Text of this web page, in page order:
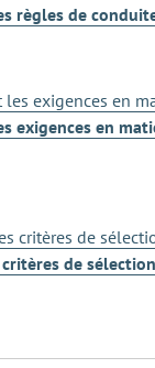
règles de
exigences en
de